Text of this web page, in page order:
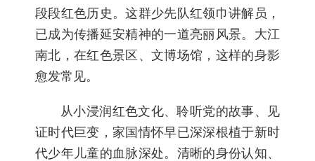
段段红色历史。这群少先队红领巾讲解员，
已成为传播延安精神的一道亮丽风景。大江
南北，在红色景区、文博场馆，这样的身影
愈发常见。
从小浸润红色文化、聆听党的故事、见
证时代巨变，家国情怀早已深深根植于新时
代少年儿童的血脉深处。清晰的身份认知、